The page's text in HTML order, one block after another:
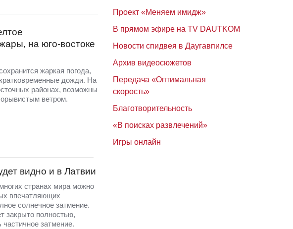
на юго-востоке
жаркая погода,
дожди. На
районах, возможны
ветром.
видно и в Латвии
странах мира можно
впечатляющих
солнечное затмение.
закрыто полностью,
затмение.
Проект «Меняем имидж»
В прямом эфире на TV DAUTKOM
Новости спидвея в Даугавпилсе
Архив видеосюжетов
Передача «Оптимальная
скорость»
Благотворительность
«В поисках развлечений»
Игры онлайн